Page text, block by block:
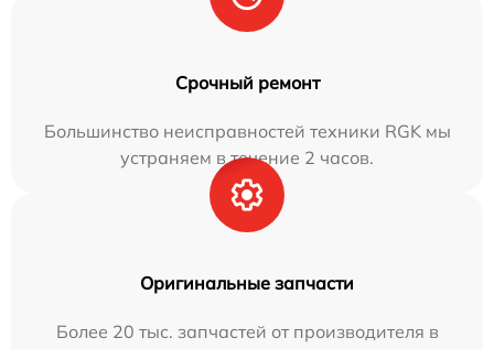
Срочный ремонт
Большинство неисправностей техники RGK мы
устраняем в течение 2 часов.
Оригинальные запчасти
Более 20 тыс. запчастей от производителя в